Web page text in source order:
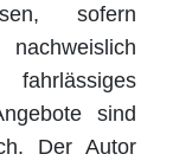
sofern
sind
Der Autor